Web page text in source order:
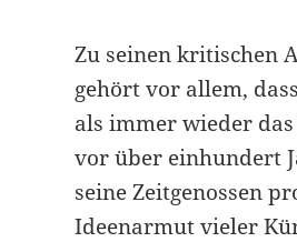
Zu seinen kritischen
gehört vor allem,
als immer wieder
vor über einhundert
seine Zeitgenossen
Ideenarmut vieler